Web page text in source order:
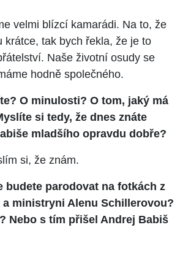
velmi blízcí kamarádi. Na to, že
krátce, tak bych řekla, že je to
Naše životní osudy se
hodně společného.
O minulosti? O tom, jaký má
si tedy, že dnes znáte
mladšího opravdu dobře?
si, že znám.
budete parodovat na fotkách z
a ministryni Alenu Schillerovou?
Nebo s tím přišel Andrej Babiš